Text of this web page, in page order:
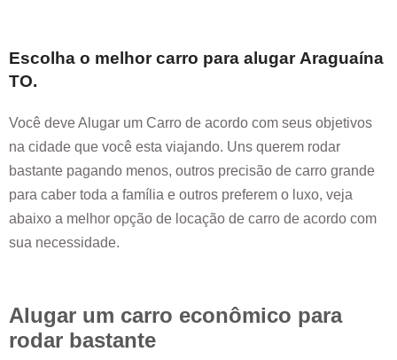
Escolha o melhor carro para alugar Araguaína
TO.
Você deve Alugar um Carro de acordo com seus objetivos
na cidade que você esta viajando. Uns querem rodar
bastante pagando menos, outros precisão de carro grande
para caber toda a família e outros preferem o luxo, veja
abaixo a melhor opção de locação de carro de acordo com
sua necessidade.
Alugar um carro econômico para
rodar bastante